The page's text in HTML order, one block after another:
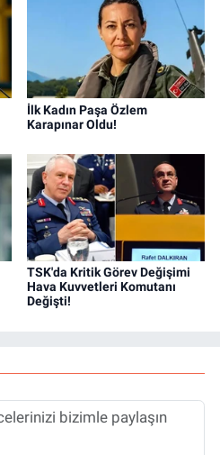
İlk Kadın Paşa Özlem
Karapınar Oldu!
TSK'da Kritik Görev Değişimi
Hava Kuvvetleri Komutanı
Değişti!